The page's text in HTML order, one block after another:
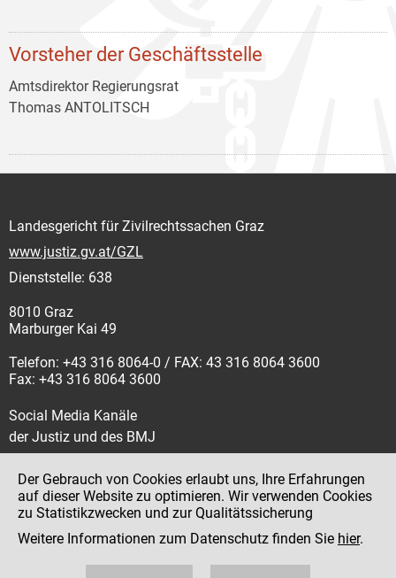
Vorsteher der Geschäftsstelle
Amtsdirektor Regierungsrat
Thomas ANTOLITSCH
Landesgericht für Zivilrechtssachen Graz
www.justiz.gv.at/GZL
Dienststelle: 638
8010 Graz
Marburger Kai 49
Telefon: +43 316 8064-0 / FAX: 43 316 8064 3600
Fax: +43 316 8064 3600
Social Media Kanäle
der Justiz und des BMJ
Impressum
Datenschutz
Der Gebrauch von Cookies erlaubt uns, Ihre Erfahrungen
auf dieser Website zu optimieren. Wir verwenden Cookies
zu Statistikzwecken und zur Qualitätssicherung
Weitere Informationen zum Datenschutz finden Sie hier.